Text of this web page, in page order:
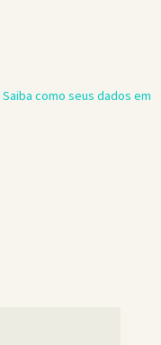
Saiba como seus dados em